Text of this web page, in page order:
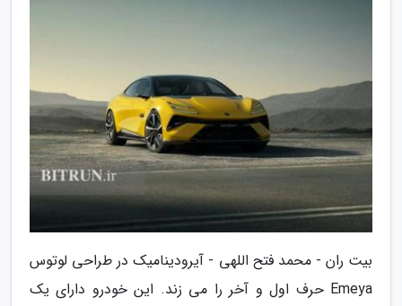
بیت ران - محمد فتح اللهی - آیرودینامیک در طراحی لوتوس
Emeya حرف اول و آخر را می زند. این خودرو دارای یک